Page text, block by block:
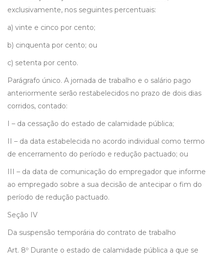
exclusivamente, nos seguintes percentuais:
a) vinte e cinco por cento;
b) cinquenta por cento; ou
c) setenta por cento.
Parágrafo único. A jornada de trabalho e o salário pago
anteriormente serão restabelecidos no prazo de dois dias
corridos, contado:
I – da cessação do estado de calamidade pública;
II – da data estabelecida no acordo individual como termo
de encerramento do período e redução pactuado; ou
III – da data de comunicação do empregador que informe
ao empregado sobre a sua decisão de antecipar o fim do
período de redução pactuado.
Seção IV
Da suspensão temporária do contrato de trabalho
Art. 8º Durante o estado de calamidade pública a que se